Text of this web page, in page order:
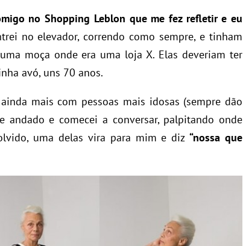
no Shopping Leblon que me fez refletir e eu
no elevador, correndo como sempre, e tinham
moça onde era uma loja X. Elas deveriam ter
avó, uns 70 anos.
mais com pessoas mais idosas (sempre dão
andado e comecei a conversar, palpitando onde
uma delas vira para mim e diz“nossa que